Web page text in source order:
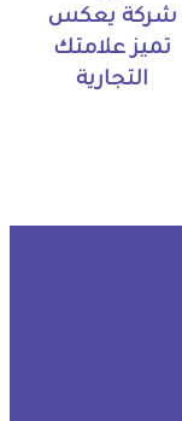
شركة يعكس
تميز علامتك
التجارية